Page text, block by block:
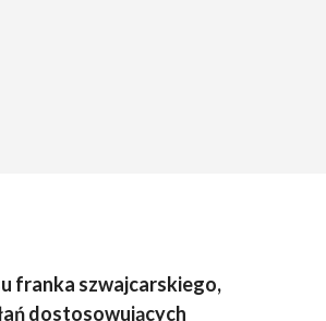
franka szwajcarskiego,
dostosowujących